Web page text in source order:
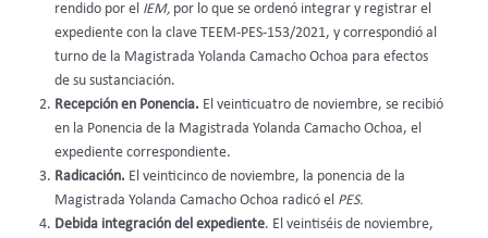
rendido por el IEM, por lo que se ordenó integrar y registrar el
expediente con la clave TEEM-PES-153/2021, y correspondió al
turno de la Magistrada Yolanda Camacho Ochoa para efectos
de su sustanciación.
Recepción en Ponencia. El veinticuatro de noviembre, se recibió
en la Ponencia de la Magistrada Yolanda Camacho Ochoa, el
expediente correspondiente.
Radicación. El veinticinco de noviembre, la ponencia de la
Magistrada Yolanda Camacho Ochoa radicó el PES.
Debida integración del expediente. El veintiséis de noviembre,